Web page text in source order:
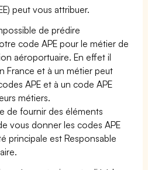
peut vous attribuer.
de prédire
code APE pour le métier de
aéroportuaire. En effet il
France et à un métier peut
APE et à un code APE
métiers.
de fournir des éléments
vous donner les codes APE
principale est Responsable